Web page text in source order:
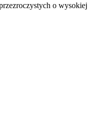
o wysokiej